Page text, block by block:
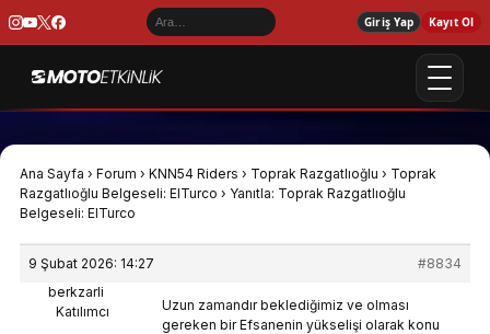
Giriş Yap Kayıt Ol
Ana Sayfa › Forum › KNN54 Riders › Toprak Razgatlıoğlu › Toprak
Razgatlıoğlu Belgeseli: ElTurco › Yanıtla: Toprak Razgatlıoğlu
Belgeseli: ElTurco
9 Şubat 2026: 14:27
#8834
berkzarli
Katılımcı
Uzun zamandır beklediğimiz ve olması
gereken bir Efsanenin yükselişi olarak konu